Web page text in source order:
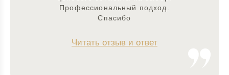
Профессиональный подход.
Спасибо
Читать отзыв и ответ